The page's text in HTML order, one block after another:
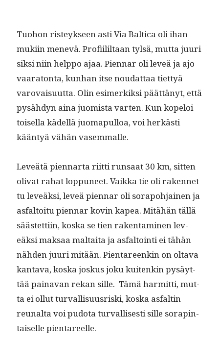
Tuo­hon risteyk­seen asti Via Balti­ca oli ihan
muki­in menevä. Profi­ilil­taan tyl­sä, mut­ta juuri
sik­si niin help­po ajaa. Pien­nar oli lev­eä ja ajo
vaara­ton­ta, kun­han itse nou­dat­taa tiet­tyä
varovaisu­ut­ta. Olin esimerkik­si päät­tänyt, että
pysäh­dyn aina juomista varten. Kun kopeloi
toisel­la kädel­lä juoma­pul­loa, voi herkästi
kään­tyä vähän vasemmalle.
Lev­eätä pien­nar­ta riit­ti run­saat 30 km, sit­ten
oli­vat rahat lop­puneet. Vaik­ka tie oli raken­net­
tu lev­eäk­si, lev­eä pien­nar oli sorapo­h­jainen ja
asfal­toitu pien­nar kovin kapea. Mitähän täl­lä
säästet­ti­in, kos­ka se tien rak­en­t­a­mi­nen lev­
eäk­si mak­saa mal­tai­ta ja asfal­toin­ti ei tähän
näh­den juuri mitään. Pienta­reenkin on olta­va
kan­ta­va, kos­ka joskus joku kuitenkin pysäyt­
tää paina­van rekan sille. Tämä har­mit­ti, mut­
ta ei ollut tur­val­lisu­us­ris­ki, kos­ka asfaltin
reunal­ta voi pudo­ta tur­val­lis­es­ti sille sorap­in­
taiselle pientareelle.